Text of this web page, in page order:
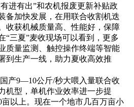
进有出”和农机报废更新补贴政
备加快发展，在用联合收割机迭
收获机械质量高、性能好，保障
“三夏”麦收现场可以看到，更多
质量监测、触控操作终端等智能
到生产一线，助力夏收高效推
产9—10公斤/秒大喂入量联合收
机型，单机作业效率进一步提
以上。现在一个地市几百万亩小